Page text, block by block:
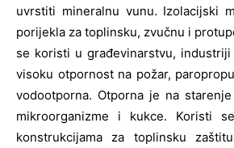
uvrstiti mineralnu vunu. Izolacijski
porijekla za toplinsku, zvučnu i
se koristi u građevinarstvu,
visoku otpornost na požar,
vodootporna. Otporna je na
mikroorganizme i kukce. Koristi
konstrukcijama za toplinsku